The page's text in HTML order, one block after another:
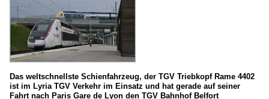
Das weltschnellste Schienfahrzeug, der TGV Triebkopf Rame 4402
ist im Lyria TGV Verkehr im Einsatz und hat gerade auf seiner
Fahrt nach Paris Gare de Lyon den TGV Bahnhof Belfort